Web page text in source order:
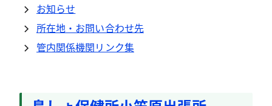
お知らせ
所在地・お問い合わせ先
管内関係機関リンク集